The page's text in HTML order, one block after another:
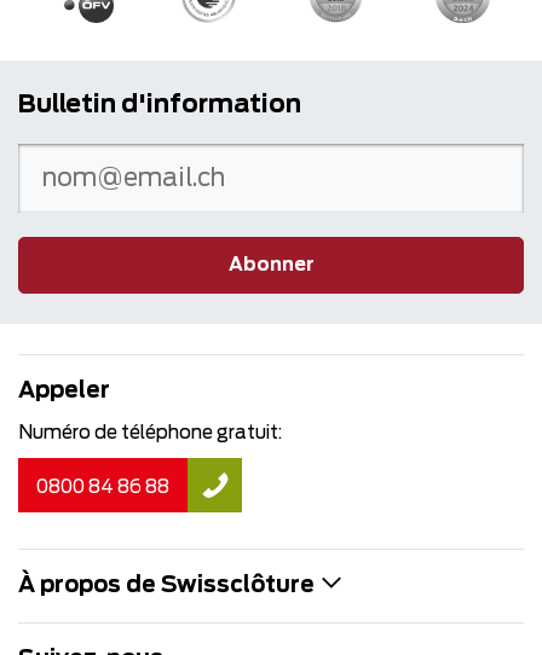
Bulletin d'information
Abonner
Appeler
Numéro de téléphone gratuit:
0800 84 86 88
À propos de Swissclôture